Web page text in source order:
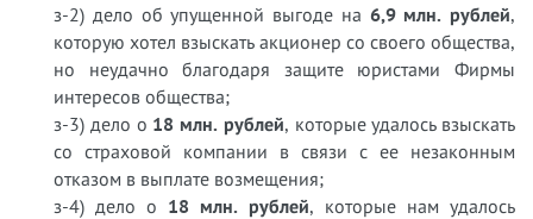
з-2) дело об упущенной выгоде на 6,9 млн. рублей,
которую хотел взыскать акционер со своего общества,
но неудачно благодаря защите юристами Фирмы
интересов общества;
з-3) дело о 18 млн. рублей, которые удалось взыскать
со страховой компании в связи с ее незаконным
отказом в выплате возмещения;
з-4) дело о 18 млн. рублей, которые нам удалось